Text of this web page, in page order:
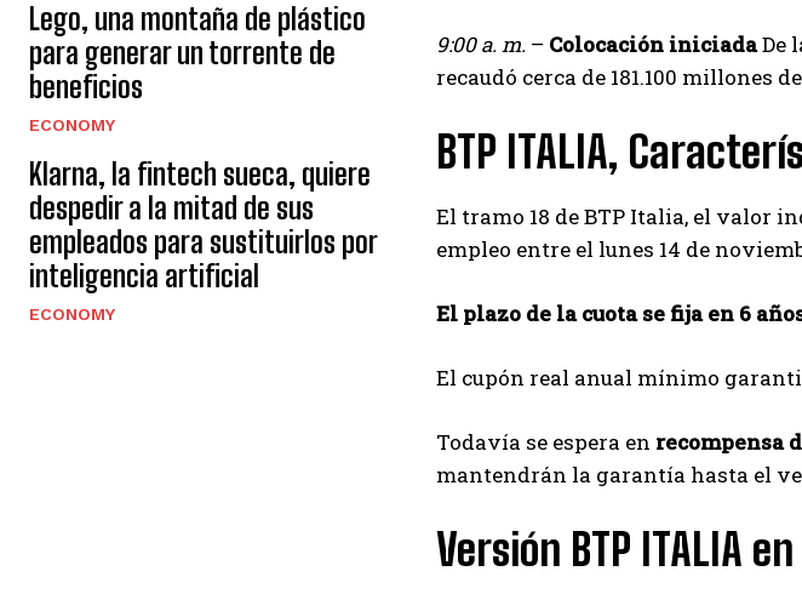
Lego, una montaña de plástico
para generar un torrente de
beneficios
ECONOMY
Klarna, la fintech sueca, quiere
despedir a la mitad de sus
empleados para sustituirlos por
inteligencia artificial
ECONOMY
9:00 a. m. – Colocación iniciadaDe
recaudó cerca de 181.100 millones
BTP ITALIA,
El tramo 18 de BTP Italia, el valor
empleo entre el lunes 14 de
El plazo de la cuota se fija en 6
El cupón real anual mínimo
Todavía se espera en recompensa
mantendrán la garantía hasta el
Versión BTP ITALIA